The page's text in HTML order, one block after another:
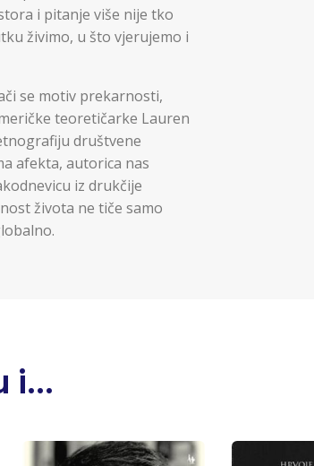
i pitanje više nije tko
živimo, u što vjerujemo i
se motiv prekarnosti,
teoretičarke Lauren
društvene
afekta, autorica nas
iz drukčije
života ne tiče samo
i...